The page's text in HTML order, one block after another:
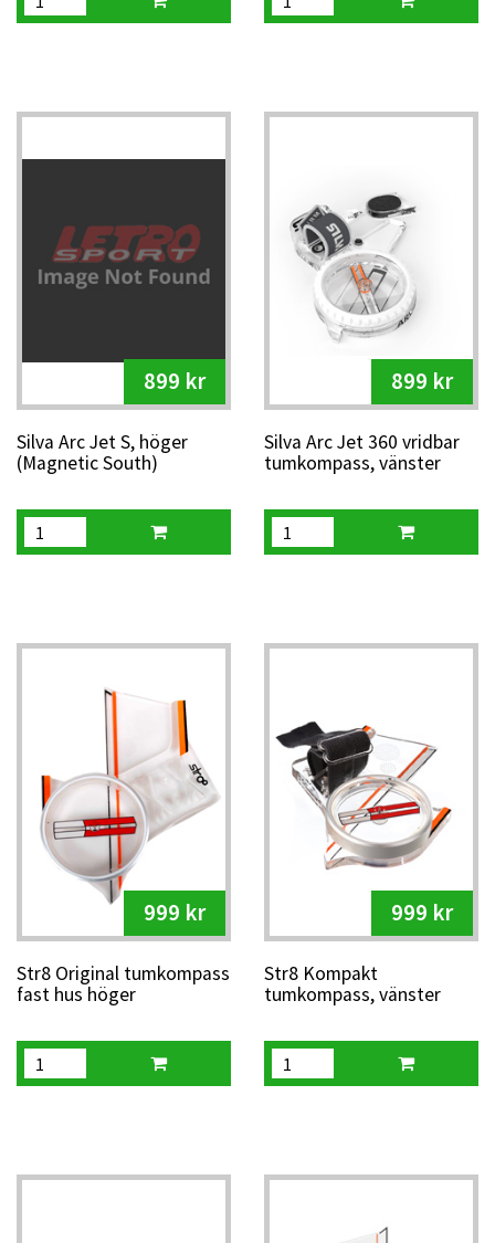
899 kr
Silva Arc Jet S, höger
(Magnetic South)
899 kr
Silva Arc Jet 360 vridbar
tumkompass, vänster
999 kr
Str8 Original tumkompass
fast hus höger
999 kr
Str8 Kompakt
tumkompass, vänster